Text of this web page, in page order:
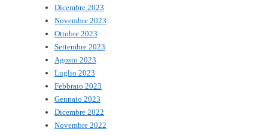
Dicembre 2023
Novembre 2023
Ottobre 2023
Settembre 2023
Agosto 2023
Luglio 2023
Febbraio 2023
Gennaio 2023
Dicembre 2022
Novembre 2022